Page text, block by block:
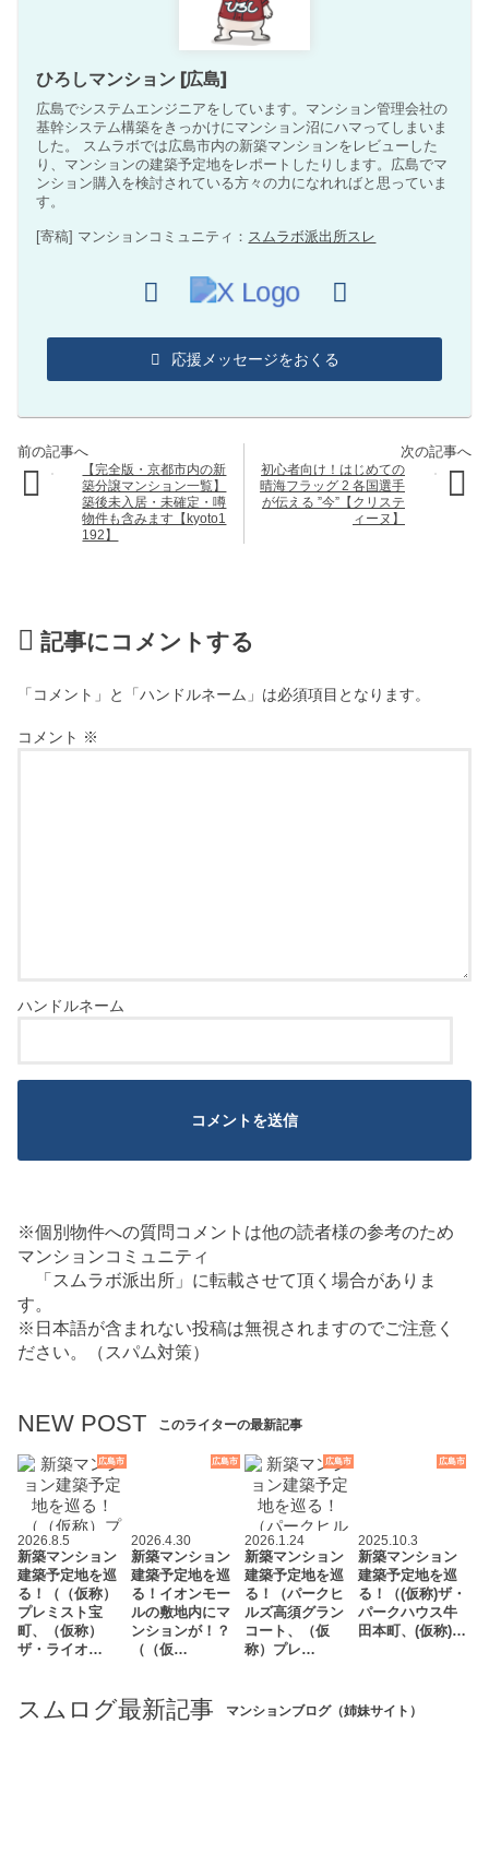
ひろしマンション [広島]
広島でシステムエンジニアをしています。マンション管理会社の
基幹システム構築をきっかけにマンション沼にハマってしまいま
した。 スムラボでは広島市内の新築マンションをレビューした
り、マンションの建築予定地をレポートしたりします。広島でマ
ンション購入を検討されている方々の力になれればと思っていま
す。
[寄稿] マンションコミュニティ： スムラボ派出所スレ
応援メッセージをおくる
【完全版・京都市内の新
築分譲マンション一覧】
築後未入居・未確定・噂
物件も含みます【kyoto1
192】
初心者向け！はじめての
晴海フラッグ 2 各国選手
が伝える ”今”【クリステ
ィーヌ】
記事にコメントする
「コメント」と「ハンドルネーム」は必須項目となります。
コメント ※
※個別物件への質問コメントは他の読者様の参考のため
マンションコミュニティ
「スムラボ派出所」に転載させて頂く場合がありま
す。
※日本語が含まれない投稿は無視されますのでご注意く
ださい。（スパム対策）
NEW POST このライターの最新記事
広島市
2026.8.5
新築マンション
建築予定地を巡
る！（（仮称）
プレミスト宝
町、（仮称）
ザ・ライオ…
広島市
2026.4.30
新築マンション
建築予定地を巡
る！イオンモー
ルの敷地内にマ
ンションが！？
（（仮…
広島市
2026.1.24
新築マンション
建築予定地を巡
る！（パークヒ
ルズ高須グラン
コート、（仮
称）プレ…
広島市
2025.10.3
新築マンション
建築予定地を巡
る！（(仮称)ザ・
パークハウス牛
田本町、(仮称)…
スムログ最新記事 マンションブログ（姉妹サイト）